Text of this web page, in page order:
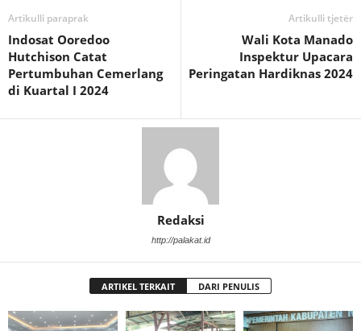
Artikulli paraprak
Indosat Ooredoo
Hutchison Catat
Pertumbuhan Cemerlang
di Kuartal I 2024
Artikulli tjetër
Wali Kota Manado
Inspektur Upacara
Peringatan Hardiknas 2024
Redaksi
http://palakat.id
ARTIKEL TERKAIT DARI PENULIS